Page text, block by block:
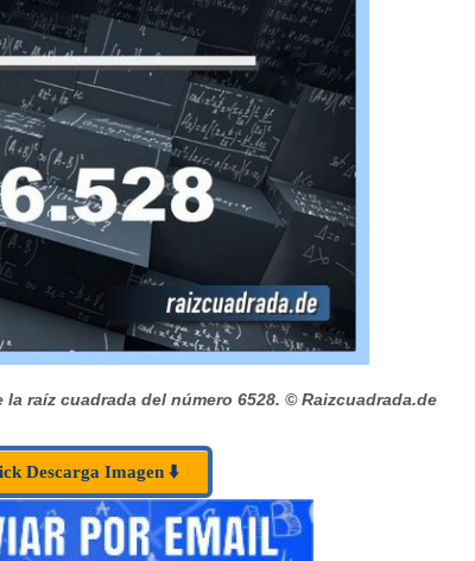
raíz cuadrada del número 6528. © Raizcuadrada.de
Descarga Imagen ⬇️